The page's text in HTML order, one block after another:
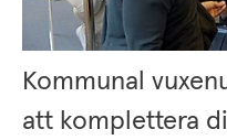
Kommunal
att komplettera